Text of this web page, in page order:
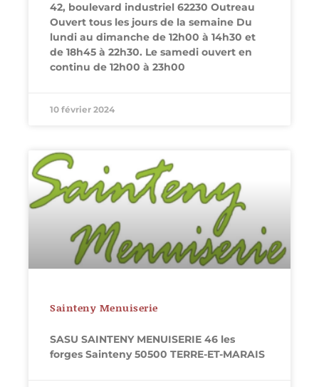
42, boulevard industriel 62230 Outreau
Ouvert tous les jours de la semaine Du
lundi au dimanche de 12h00 à 14h30 et
de 18h45 à 22h30. Le samedi ouvert en
continu de 12h00 à 23h00
10 février 2024
Sainteny Menuiserie
SASU SAINTENY MENUISERIE 46 les
forges Sainteny 50500 TERRE-ET-MARAIS